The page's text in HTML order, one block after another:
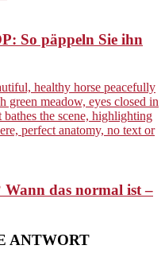
So päppeln Sie ihn
das normal ist –
ANTWORT